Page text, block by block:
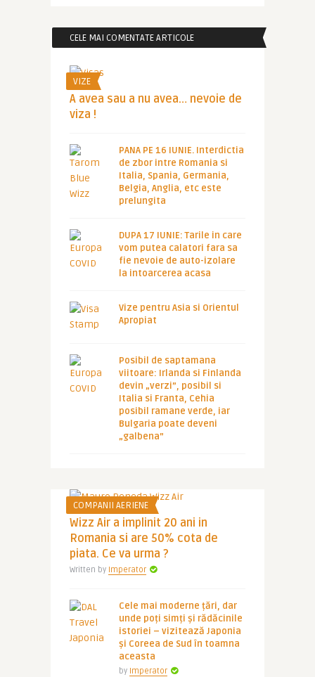
CELE MAI COMENTATE ARTICOLE
VIZE
A avea sau a nu avea… nevoie de
viza !
PANA PE 16 IUNIE. Interdictia
de zbor intre Romania si
Italia, Spania, Germania,
Belgia, Anglia, etc este
prelungita
DUPA 17 IUNIE: Tarile in care
vom putea calatori fara sa
fie nevoie de auto-izolare
la intoarcerea acasa
Vize pentru Asia si Orientul
Apropiat
Posibil de saptamana
viitoare: Irlanda si Finlanda
devin „verzi”, posibil si
Italia si Franta, Cehia
posibil ramane verde, iar
Bulgaria poate deveni
„galbena”
COMPANII AERIENE
Wizz Air a implinit 20 ani in
Romania si are 50% cota de
piata. Ce va urma ?
Written by Imperator
Cele mai moderne țări, dar
unde poți simți și rădăcinile
istoriei – vizitează Japonia
și Coreea de Sud în toamna
aceasta
by Imperator